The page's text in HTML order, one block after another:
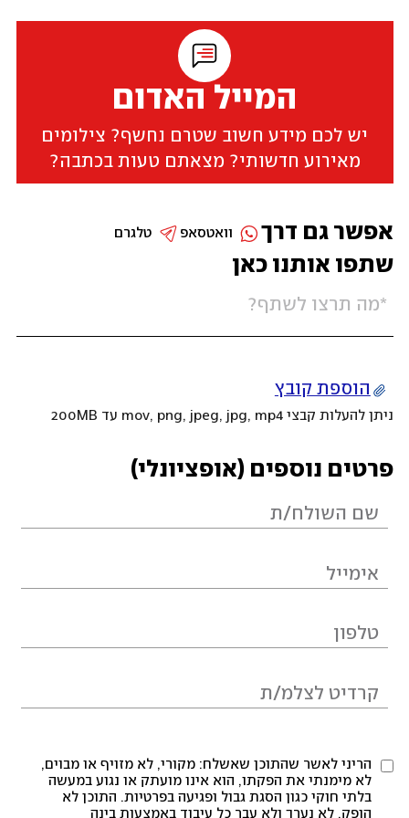
המייל האדום
יש לכם מידע חשוב שטרם נחשף? צילומים
מאירוע חדשותי? מצאתם טעות בכתבה?
שתפו אותנו כאן
הוספת קובץ
ניתן להעלות קבצי mov, png, jpeg, jpg, mp4 עד 200MB
פרטים נוספים (אופציונלי)
הריני לאשר שהתוכן שאשלח: מקורי, לא מזויף או מבוים,
לא מימנתי את הפקתו, הוא אינו מועתק או נגוע במעשה
בלתי חוקי כגון הסגת גבול ופגיעה בפרטיות. התוכן לא
הופק, לא נערך ולא עבר כל עיבוד באמצעות בינה
אפשר גם דרך טלגרם וואטסאפ